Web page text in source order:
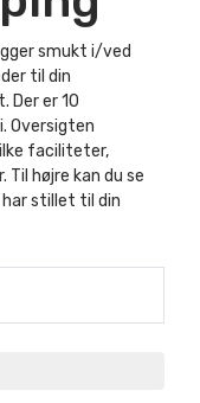
smukt i/ved
til din
Der er 10
Oversigten
faciliteter,
højre kan du se
stillet til din